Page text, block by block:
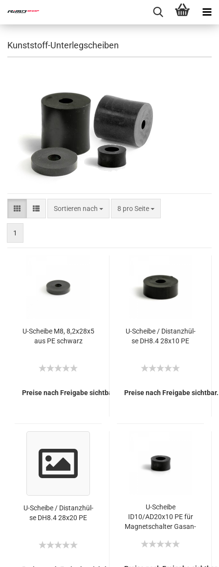
Kunststoff-Unterlegscheiben
Sortieren nach 8 pro Seite
1
U-​Schei­be M8, 8,2x28x5
aus PE schwarz
Preise nach Freigabe sichtbar.
U-​Schei­be / Di­stanz­hül­
se DH8.4 28x10 PE
Preise nach Freigabe sichtbar.
U-​Schei­be / Di­stanz­hül­
se DH8.4 28x20 PE
U-​Schei­be
ID10/AD20x10 PE für
Ma­gnet­schal­ter Gas­an­